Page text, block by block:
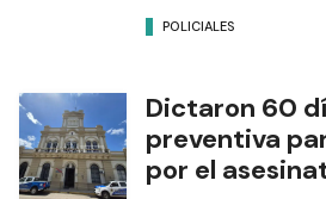
POLICIALES
Dictaron 60
preventiva
por el